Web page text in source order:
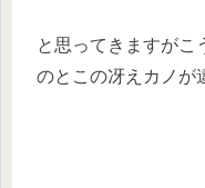
と思ってきますがこ
のとこの冴えカノが